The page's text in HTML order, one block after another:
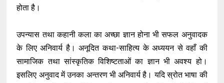
होता है।
उपन्यास तथा कहानी कला का अच्छा ज्ञान होना भी सफल अनुवादक
के लिए अनिवार्य है। अनूदित कथा-साहित्य के अध्ययन से वहाँ की
सामाजिक तथा सांस्कृतिक विशिष्टताओं का ज्ञान भी अवश्य हो।
इसलिए अनुवाद में उनका अन्तरण भी अनिवार्य है। यदि स्रोत भाषा की